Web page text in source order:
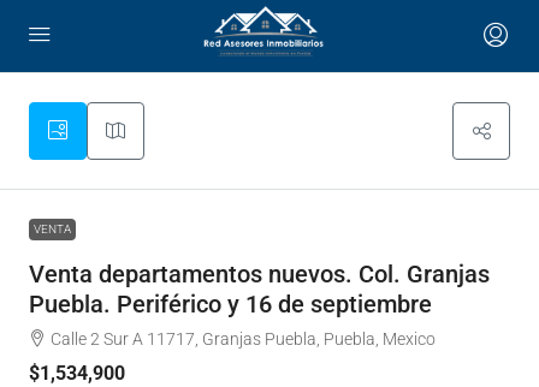
VENTA
Venta departamentos nuevos. Col. Granjas
Puebla. Periférico y 16 de septiembre
Calle 2 Sur A 11717, Granjas Puebla, Puebla, Mexico
$1,534,900